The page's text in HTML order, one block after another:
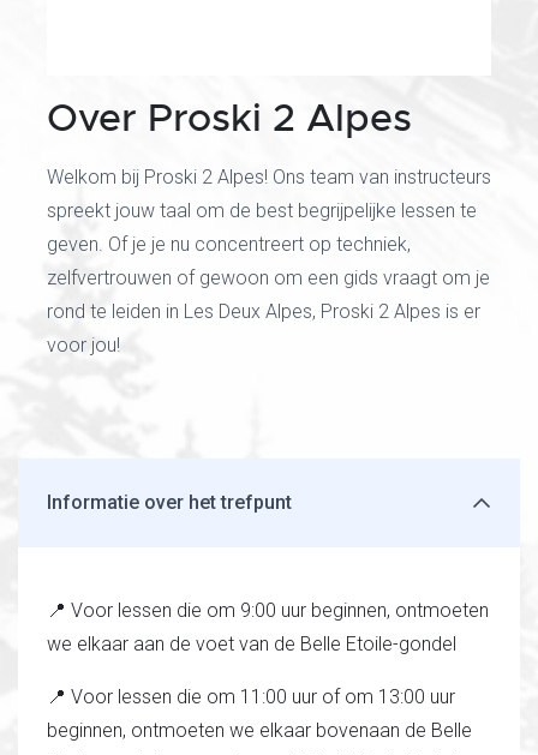
Over Proski 2 Alpes
Welkom bij Proski 2 Alpes! Ons team van instructeurs
spreekt jouw taal om de best begrijpelijke lessen te
geven. Of je je nu concentreert op techniek,
zelfvertrouwen of gewoon om een gids vraagt om je
rond te leiden in Les Deux Alpes, Proski 2 Alpes is er
voor jou!
Informatie over het trefpunt
📍 Voor lessen die om 9:00 uur beginnen, ontmoeten
we elkaar aan de voet van de Belle Etoile-gondel
📍 Voor lessen die om 11:00 uur of om 13:00 uur
beginnen, ontmoeten we elkaar bovenaan de Belle